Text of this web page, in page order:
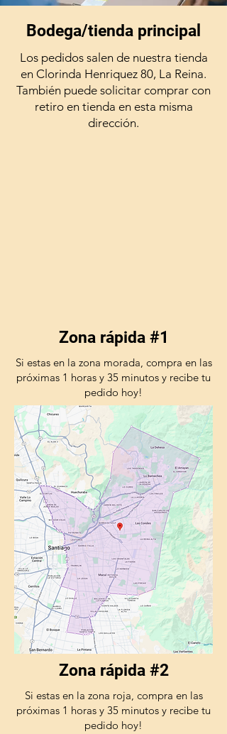
Bodega/tienda principal
Los pedidos salen de nuestra tienda
en Clorinda Henriquez 80, La Reina.
También puede solicitar comprar con
retiro en tienda en esta misma
dirección.
Zona rápida #1
Si estas en la zona morada, compra en las
próximas 1 horas y 35 minutos y recibe tu
pedido hoy!
Zona rápida #2
Si estas en la zona roja, compra en las
próximas 1 horas y 35 minutos y recibe tu
pedido hoy!